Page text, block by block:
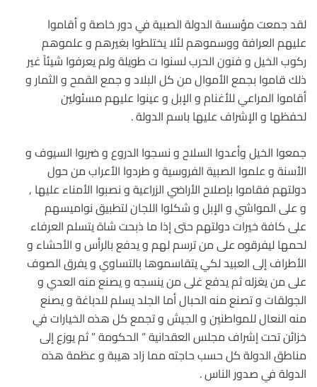
لقد جمعت مؤسسة الدولة الصبية في دور خاصة و أقاموا
عليهم العرافة ووسموهم لئلا يختلطوا بغيرهم و علموهم
ركوب الخيل و فنون الحرب لسنوا ت طويلة ولم يعرفوا شيئاً غير
ذلك قاموا بجمع الأموال من كل البلاد و جمع القمح و الثمار و
أقاموا المراعي للأغنام و الإبل و عينوا عليهم مسئولين
لحفظها و الإشراف عليها باسم الدولة .
جمعوا الخيل وأعدوا السلاح و نسجوا الدروع و ضربوا السيوف و
الأسنة و علموا الصبية الفروسية و طردوا الأعراب من حول
دولتهم فقاموا بإصلاح الأراضي الزراعية و نصبوا الأمناء عليها ,
و على المواشي و الإبل و شكلوا اللجان لتطبيق نواميسهم
على كافة خيرات دولتهم حتى إذا ما ذبحت شاة يتسلم العرفاء
لحمها ليفرقوه على من ترسم لهم و يدفع بالرأس و الأحشاء و
الأطراف إلى العبيد لكي يتقاسموها بالتساوي و يفرق الصوف
على من يغزله ثم يدفع غلى من ينسجه و يصنع منه العدي و
الجولقات و تصنع منه الحبال أما الجلد يسلم للدباغة و يصنع
منه النعال للمواطنين و الجيش و تجمع كل هذه الخيارات في
خزائن تحت إشراف مجلس العقدانية ” الحكومة ” ثم يوزع إلى
مناطق الدولة كل حسب حاجته مما زاد هيبة و عظمة هذه
الدولة في صدور الناس .